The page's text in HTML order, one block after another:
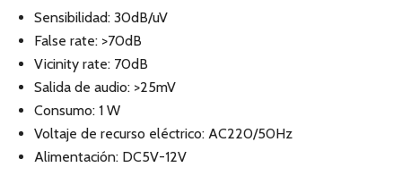
Sensibilidad: 30dB/uV
False rate: >70dB
Vicinity rate: 70dB
Salida de audio: >25mV
Consumo: 1 W
Voltaje de recurso eléctrico: AC220/50Hz
Alimentación: DC5V-12V